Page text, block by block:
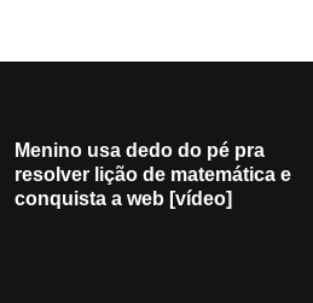
Menino usa dedo do pé pra
resolver lição de matemática e
conquista a web [vídeo]